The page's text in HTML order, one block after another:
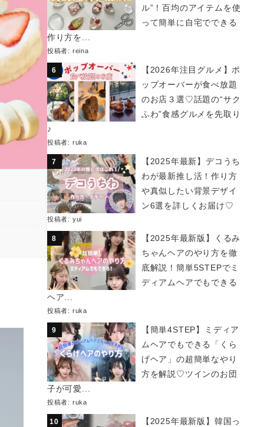
ル”！百均のアイテムを使
って簡単に自宅でできる
作り方を...
投稿者: reina
【2026年注目グルメ】ポ
ップオーバーが食べ放題
のお店３選♡話題の“サク
ふわ”食感グルメを先取り
♪
投稿者: ruka
【2025年最新】デコうち
わが最新推し活！作り方
や真似したい背景デザイ
ン6選を詳しくお届け♡
投稿者: yui
【2025年最新版】くるみ
ちゃんヘアのやり方を徹
底解説！簡単5STEPでミ
ディアムヘアでもできる
ヘア...
投稿者: ruka
【簡単4STEP】ミディア
ムヘアでもできる「くら
げヘア」の超簡単なやり
方を解説♡ツインのお団
子が可愛...
投稿者: ruka
【2025年最新版】韓国っ